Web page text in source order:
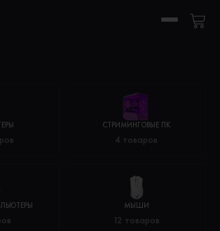
СТРИМИНГОВЫЕ ПК
4 товаров
МЫШИ
12 товаров